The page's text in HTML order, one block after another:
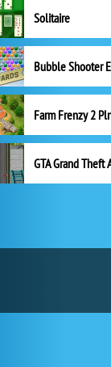
Solitaire
GTA Grand Theft